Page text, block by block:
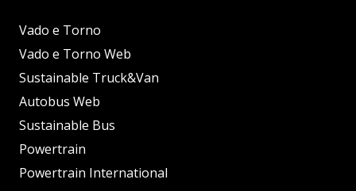
Vado e Torno
Vado e Torno Web
Sustainable Truck&Van
Autobus Web
Sustainable Bus
Powertrain
Powertrain International